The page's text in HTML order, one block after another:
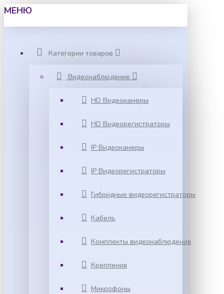
МЕНЮ
Категории товаров
Видеонаблюдение
HD Видеокамеры
HD Видеорегистраторы
IP Видеокамеры
IP Видеорегистраторы
Гибридные видеорегистраторы
Кабель
Комплекты видеонаблюдения
Крепления
Микрофоны